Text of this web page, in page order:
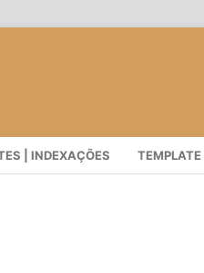
| INDEXAÇÕES TEMPLATE